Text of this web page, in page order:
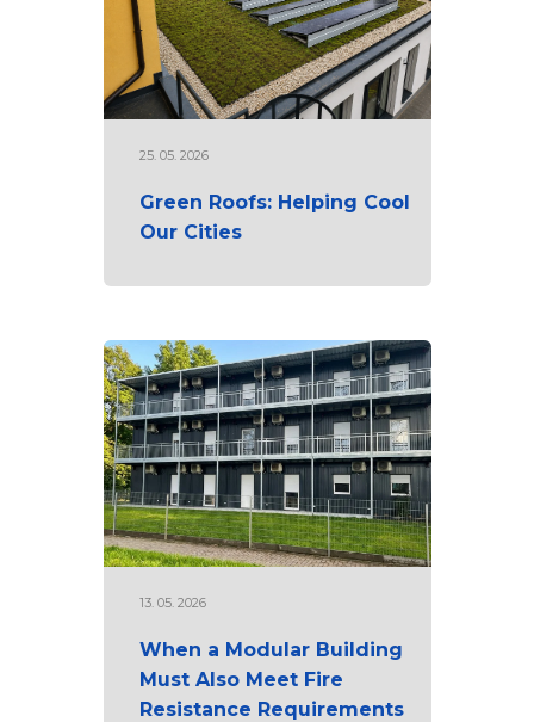
25. 05. 2026
Green Roofs: Helping Cool
Our Cities
13. 05. 2026
When a Modular Building
Must Also Meet Fire
Resistance Requirements